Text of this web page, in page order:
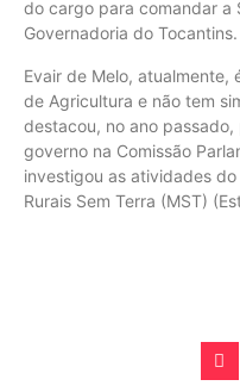
do cargo para comandar a
Governadoria do Tocantins.
Evair de Melo, atualmente,
de Agricultura e não tem
destacou, no ano
governo na Comissão
investigou as atividades
Rurais Sem Terra (MST)